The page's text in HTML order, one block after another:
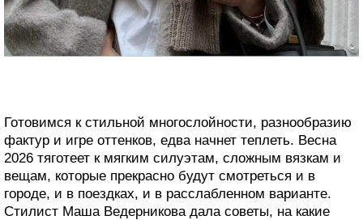
Готовимся к стильной многослойности, разнообразию
фактур и игре оттенков, едва начнет теплеть. Весна
2026 тяготеет к мягким силуэтам, сложным вязкам и
вещам, которые прекрасно будут смотреться и в
городе, и в поездках, и в расслабленном варианте.
Стилист Маша Ведерникова дала советы, на какие